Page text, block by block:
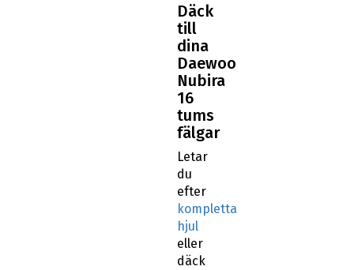
Däck
till
dina
Daewoo
Nubira
16
tums
fälgar
Letar
du
efter
kompletta
hjul
eller
däck